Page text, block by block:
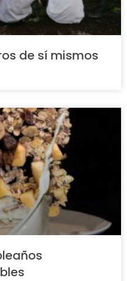
de sí mismos